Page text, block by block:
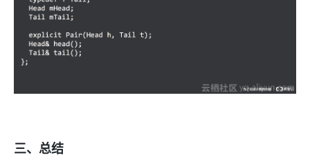
三、总结